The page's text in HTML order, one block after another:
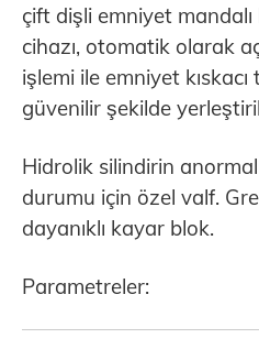
çift dişli emniyet
cihazı, otomatik olarak
işlemi ile emniyet
güvenilir şekilde
Hidrolik silindirin
durumu için özel valf.
dayanıklı kayar blok.
Parametreler: